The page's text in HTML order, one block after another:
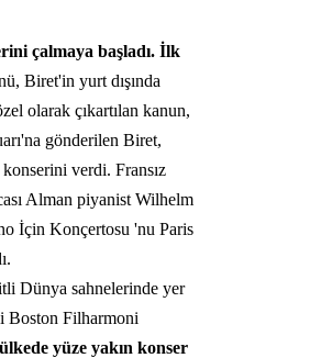
çalmaya başladı. İlk
Biret'in yurt dışında
olarak çıkartılan kanun,
gönderilen Biret,
verdi. Fransız
Alman piyanist Wilhelm
İçin Konçertosu 'nu Paris
Dünya sahnelerinde yer
Boston Filharmoni
yüze yakın konser